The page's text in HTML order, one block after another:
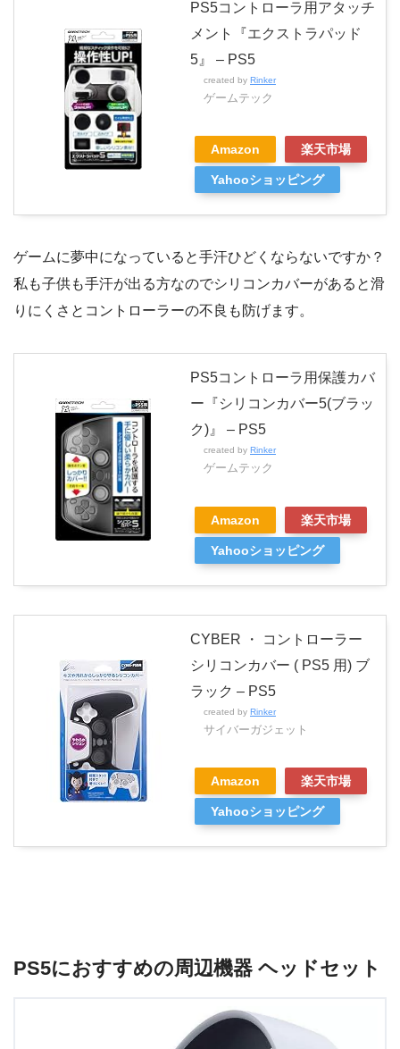
PS5コントローラ用アタッチ
メント『エクストラパッド
5』 – PS5
created by Rinker
ゲームテック
Amazon 楽天市場
Yahooショッピング
ゲームに夢中になっていると手汗ひどくならないですか？
私も子供も手汗が出る方なのでシリコンカバーがあると滑
りにくさとコントローラーの不良も防げます。
PS5コントローラ用保護カバ
ー『シリコンカバー5(ブラッ
ク)』 – PS5
created by Rinker
ゲームテック
Amazon 楽天市場
Yahooショッピング
CYBER ・ コントローラー
シリコンカバー ( PS5 用) ブ
ラック – PS5
created by Rinker
サイバーガジェット
Amazon 楽天市場
Yahooショッピング
PS5におすすめの周辺機器 ヘッドセット